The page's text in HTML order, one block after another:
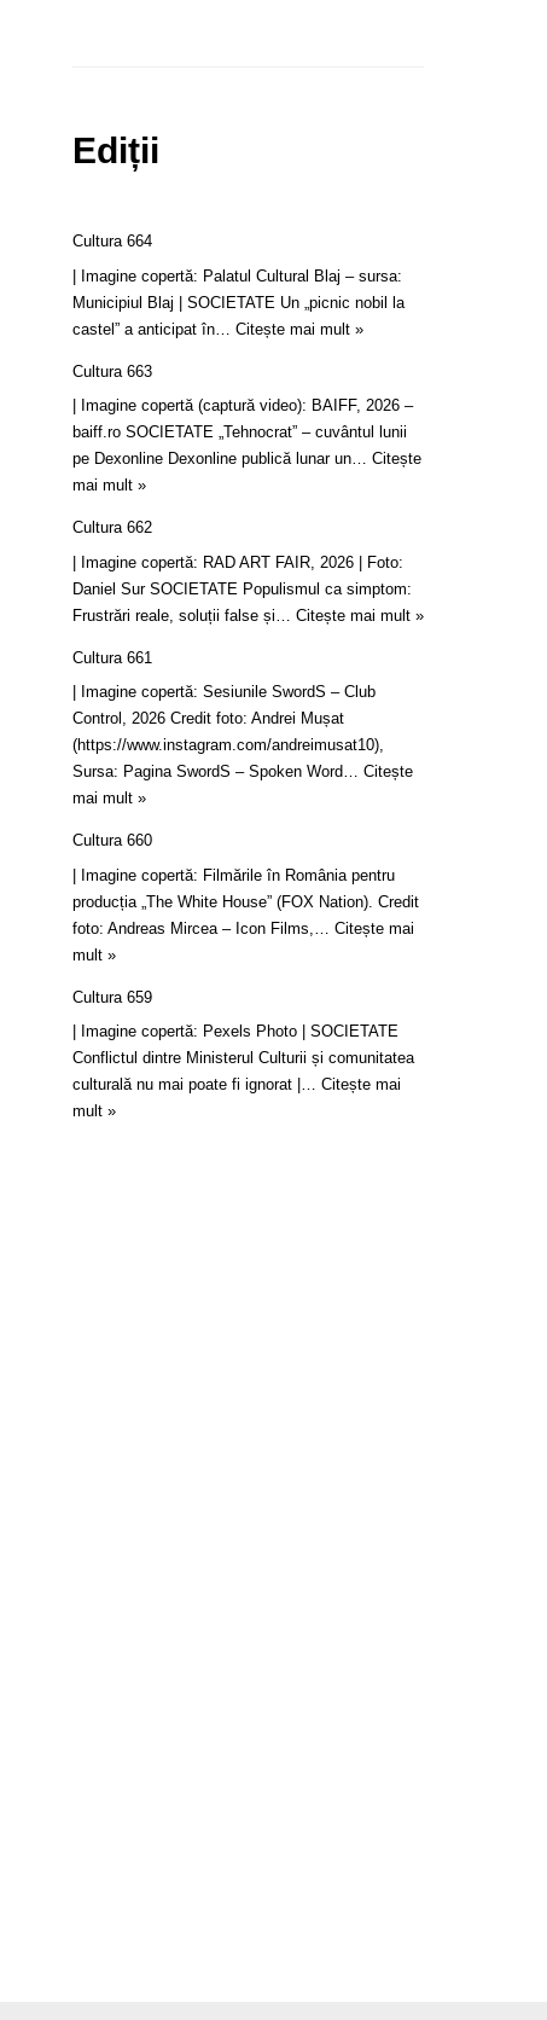
Ediții
Cultura 664
| Imagine copertă: Palatul Cultural Blaj – sursa:
Municipiul Blaj | SOCIETATE Un „picnic nobil la
castel” a anticipat în… Citește mai mult »
Cultura 663
| Imagine copertă (captură video): BAIFF, 2026 –
baiff.ro SOCIETATE „Tehnocrat” – cuvântul lunii
pe Dexonline Dexonline publică lunar un… Citește
mai mult »
Cultura 662
| Imagine copertă: RAD ART FAIR, 2026 | Foto:
Daniel Sur SOCIETATE Populismul ca simptom:
Frustrări reale, soluții false și… Citește mai mult »
Cultura 661
| Imagine copertă: Sesiunile SwordS – Club
Control, 2026 Credit foto: Andrei Mușat
(https://www.instagram.com/andreimusat10),
Sursa: Pagina SwordS – Spoken Word… Citește
mai mult »
Cultura 660
| Imagine copertă: Filmările în România pentru
producția „The White House” (FOX Nation). Credit
foto: Andreas Mircea – Icon Films,… Citește mai
mult »
Cultura 659
| Imagine copertă: Pexels Photo | SOCIETATE
Conflictul dintre Ministerul Culturii și comunitatea
culturală nu mai poate fi ignorat |… Citește mai
mult »